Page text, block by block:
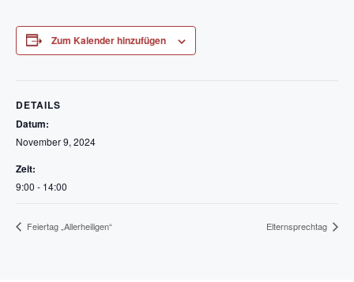
Zum Kalender hinzufügen
DETAILS
Datum:
November 9, 2024
Zeit:
9:00 - 14:00
Feiertag „Allerheiligen“ Elternsprechtag